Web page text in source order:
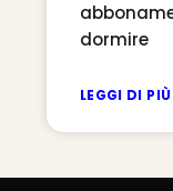
dormire
LEGGI DI PIÙ